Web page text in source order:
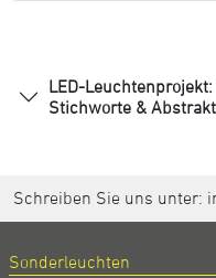
LED-
Stichworte & Abstrakt
Schreiben Sie uns unter:
Sonderleuchten